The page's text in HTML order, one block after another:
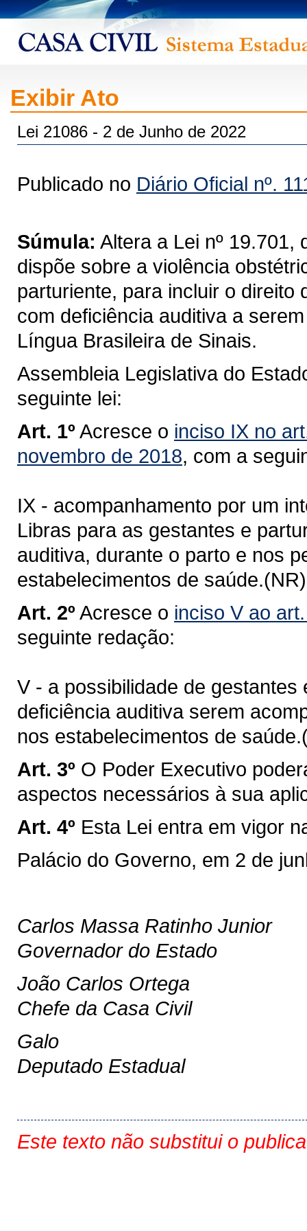
Exibir Ato
Lei 21086 - 2 de Junho de 2022
Publicado no Diário Oficial nº.
Súmula: Altera a Lei nº 19.701,
dispõe sobre a violência
parturiente, para incluir o
com deficiência auditiva a
Língua Brasileira de Sinais.
Assembleia Legislativa do
seguinte lei:
Art. 1º Acresce o inciso IX no
novembro de 2018, com a
IX - acompanhamento por um
Libras para as gestantes e
auditiva, durante o parto e nos
estabelecimentos de saúde.(NR)
Art. 2º Acresce o inciso V ao
seguinte redação:
V - a possibilidade de
deficiência auditiva serem
nos estabelecimentos de
Art. 3º O Poder Executivo
aspectos necessários à sua
Art. 4º Esta Lei entra em vigor
Palácio do Governo, em 2 de
Carlos Massa Ratinho Junior
Governador do Estado
João Carlos Ortega
Chefe da Casa Civil
Galo
Deputado Estadual
Este texto não substitui o